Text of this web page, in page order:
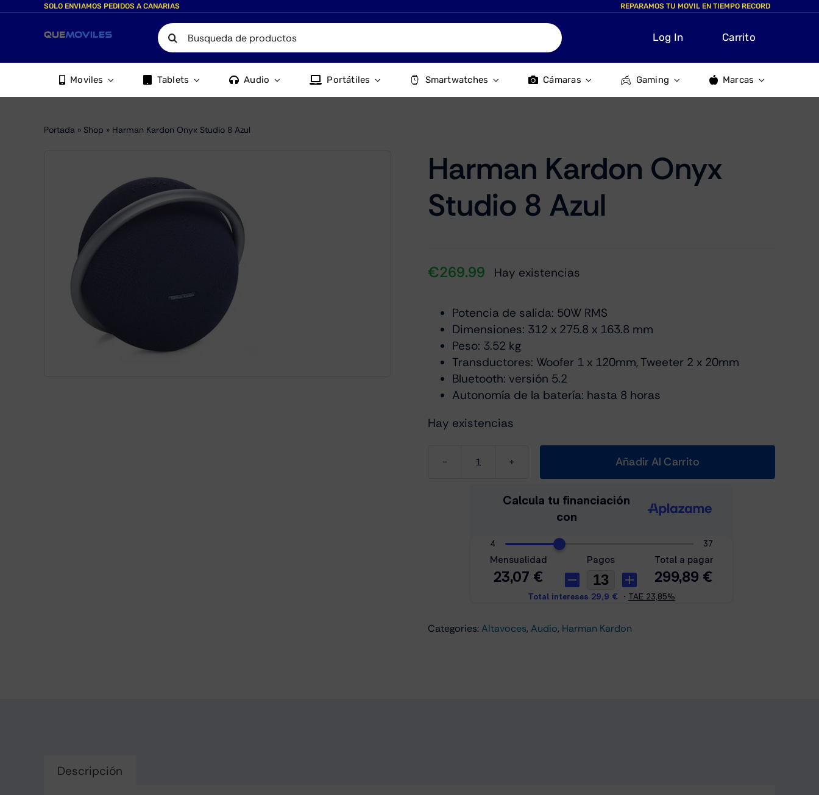
SOLO ENVIAMOS PEDIDOS A CANARIAS REPARAMOS TU MOVIL EN TIEMPO RECORD
Search
for:
Log In Carrito
Moviles Tablets Audio Portátiles Smartwatches Cámaras Gaming Marcas
Portada » Shop » Harman Kardon Onyx Studio 8 Azul
Harman Kardon Onyx
Studio 8 Azul
€269.99 Hay existencias
Potencia de salida: 50W RMS
Dimensiones: 312 x 275.8 x 163.8 mm
Peso: 3.52 kg
Transductores: Woofer 1 x 120mm, Tweeter 2 x 20mm
Bluetooth: versión 5.2
Autonomía de la batería: hasta 8 horas
Hay existencias
Harman
Añadir Al Carrito
Categories:Altavoces, Audio, Harman Kardon
Descripción